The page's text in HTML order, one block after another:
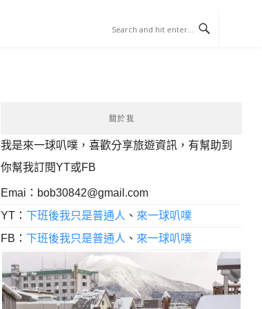
關於我
我是來一球叭噗，喜歡分享旅遊資訊，有幫助到
你幫我訂閱YT或FB
Emai： bob30842@gmail.com
YT：下班後我只是普通人 、 來一球叭噗
FB：下班後我只是普通人 、 來一球叭噗